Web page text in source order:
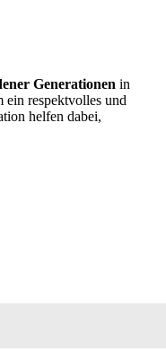
Generationen in
ein respektvolles und
helfen dabei,